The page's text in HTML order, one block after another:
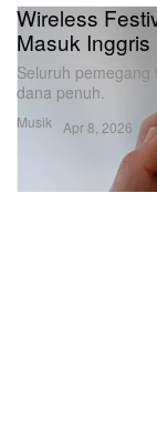
Musik
Wireless
Masuk Inggris
Seluruh
dana penuh.
Apr 8, 2026